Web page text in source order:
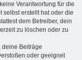
Verantwortung für die
selbst erstellt hat oder die
dem Betreiber, dein
zu löschen oder zu
deine Beiträge
oder geeignet